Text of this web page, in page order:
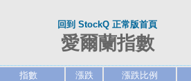
回到 StockQ 正常版首頁
愛爾蘭指數
指數 漲跌 漲跌比例